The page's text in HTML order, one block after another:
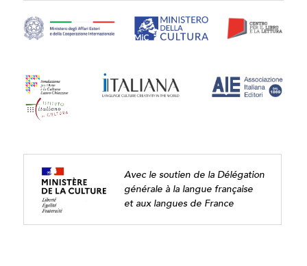
Avec le soutien de la Délégation
générale à la langue française
et aux langues de France